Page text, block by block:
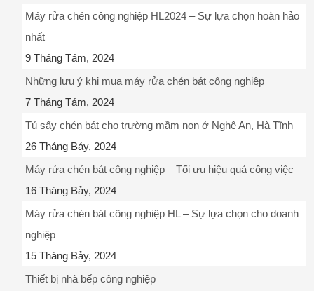
Máy rửa chén công nghiệp HL2024 – Sự lựa chọn hoàn hảo
nhất
9 Tháng Tám, 2024
Những lưu ý khi mua máy rửa chén bát công nghiệp
7 Tháng Tám, 2024
Tủ sấy chén bát cho trường mầm non ở Nghệ An, Hà Tĩnh
26 Tháng Bảy, 2024
Máy rửa chén bát công nghiệp – Tối ưu hiệu quả công việc
16 Tháng Bảy, 2024
Máy rửa chén bát công nghiệp HL – Sự lựa chọn cho doanh
nghiệp
15 Tháng Bảy, 2024
Thiết bị nhà bếp công nghiệp